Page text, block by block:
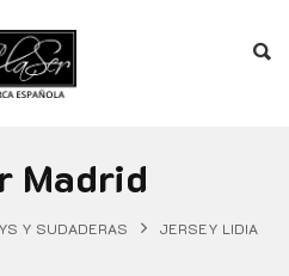
Madrid
Y SUDADERAS JERSEY LIDIA